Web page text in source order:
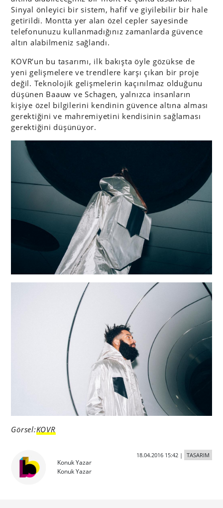
Sinyal önleyici bir sistem, hafif ve giyilebilir bir hale
getirildi. Montta yer alan özel cepler sayesinde
telefonunuzu kullanmadığınız zamanlarda güvence
altın alabilmeniz sağlandı.
KOVR’un bu tasarımı, ilk bakışta öyle gözükse de
yeni gelişmelere ve trendlere karşı çıkan bir proje
değil. Teknolojik gelişmelerin kaçınılmaz olduğunu
düşünen Baauw ve Schagen, yalnızca insanların
kişiye özel bilgilerini kendinin güvence altına alması
gerektiğini ve mahremiyetini kendisinin sağlaması
gerektiğini düşünüyor.
Görsel:KOVR
Konuk Yazar
Konuk Yazar
18.04.2016 15:42| TASARIM